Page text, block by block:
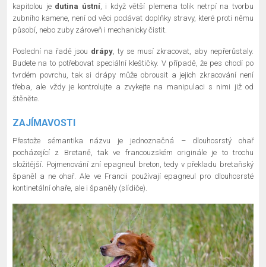
kapitolou je dutina ústní, i když větší plemena tolik netrpí na tvorbu
zubního kamene, není od věci podávat doplňky stravy, které proti němu
působí, nebo zuby zároveň i mechanicky čistit.
Poslední na řadě jsou drápy, ty se musí zkracovat, aby nepřerůstaly.
Budete na to potřebovat speciální kleštičky. V případě, že pes chodí po
tvrdém povrchu, tak si drápy může obrousit a jejich zkracování není
třeba, ale vždy je kontrolujte a zvykejte na manipulaci s nimi již od
štěněte.
ZAJÍMAVOSTI
Přestože sémantika názvu je jednoznačná – dlouhosrstý ohař
pocházející z Bretaně, tak ve francouzském originále je to trochu
složitější. Pojmenování zní epagneul breton, tedy v překladu bretaňský
španěl a ne ohař. Ale ve Francii používají epagneul pro dlouhosrsté
kontinetální ohaře, ale i španěly (slídiče).